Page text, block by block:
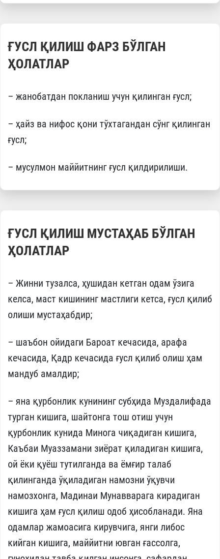
ҒУСЛ ҚИЛИШ ФАРЗ БЎЛГАН
ҲОЛАТЛАР
– жанобатдан покланиш учун қилинган ғусл;
– ҳайз ва нифос қони тўхтагандан сўнг қилинган
ғусл;
– мусулмон маййитнинг ғусл қилдирилиши.
ҒУСЛ ҚИЛИШ МУСТАҲАБ БЎЛГАН
ҲОЛАТЛАР
– Жинни тузалса, ҳушидан кетган одам ўзига
келса, маст кишининг мастлиги кетса, ғусл қилиб
олиши мустаҳабдир;
– шаъбон ойидаги Бароат кечасида, арафа
кечасида, Қадр кечасида ғусл қилиб олиш ҳам
мандуб амалдир;
– яна қурбонлик кунининг субҳида Муздалифада
турган кишига, шайтонга тош отиш учун
қурбонлик кунида Минога чиқадиган кишига,
Каъбаи Муаззамани зиёрат қиладиган кишига,
ой ёки қуёш тутилганда ва ёмғир талаб
қилинганда ўқиладиган намозни ўқувчи
намозхонга, Мадинаи Мунавварага кирадиган
кишига ҳам ғусл қилиш одоб ҳисобланади. Яна
одамлар жамоасига кирувчига, янги либос
кийган кишига, маййитни ювган ғассолга,